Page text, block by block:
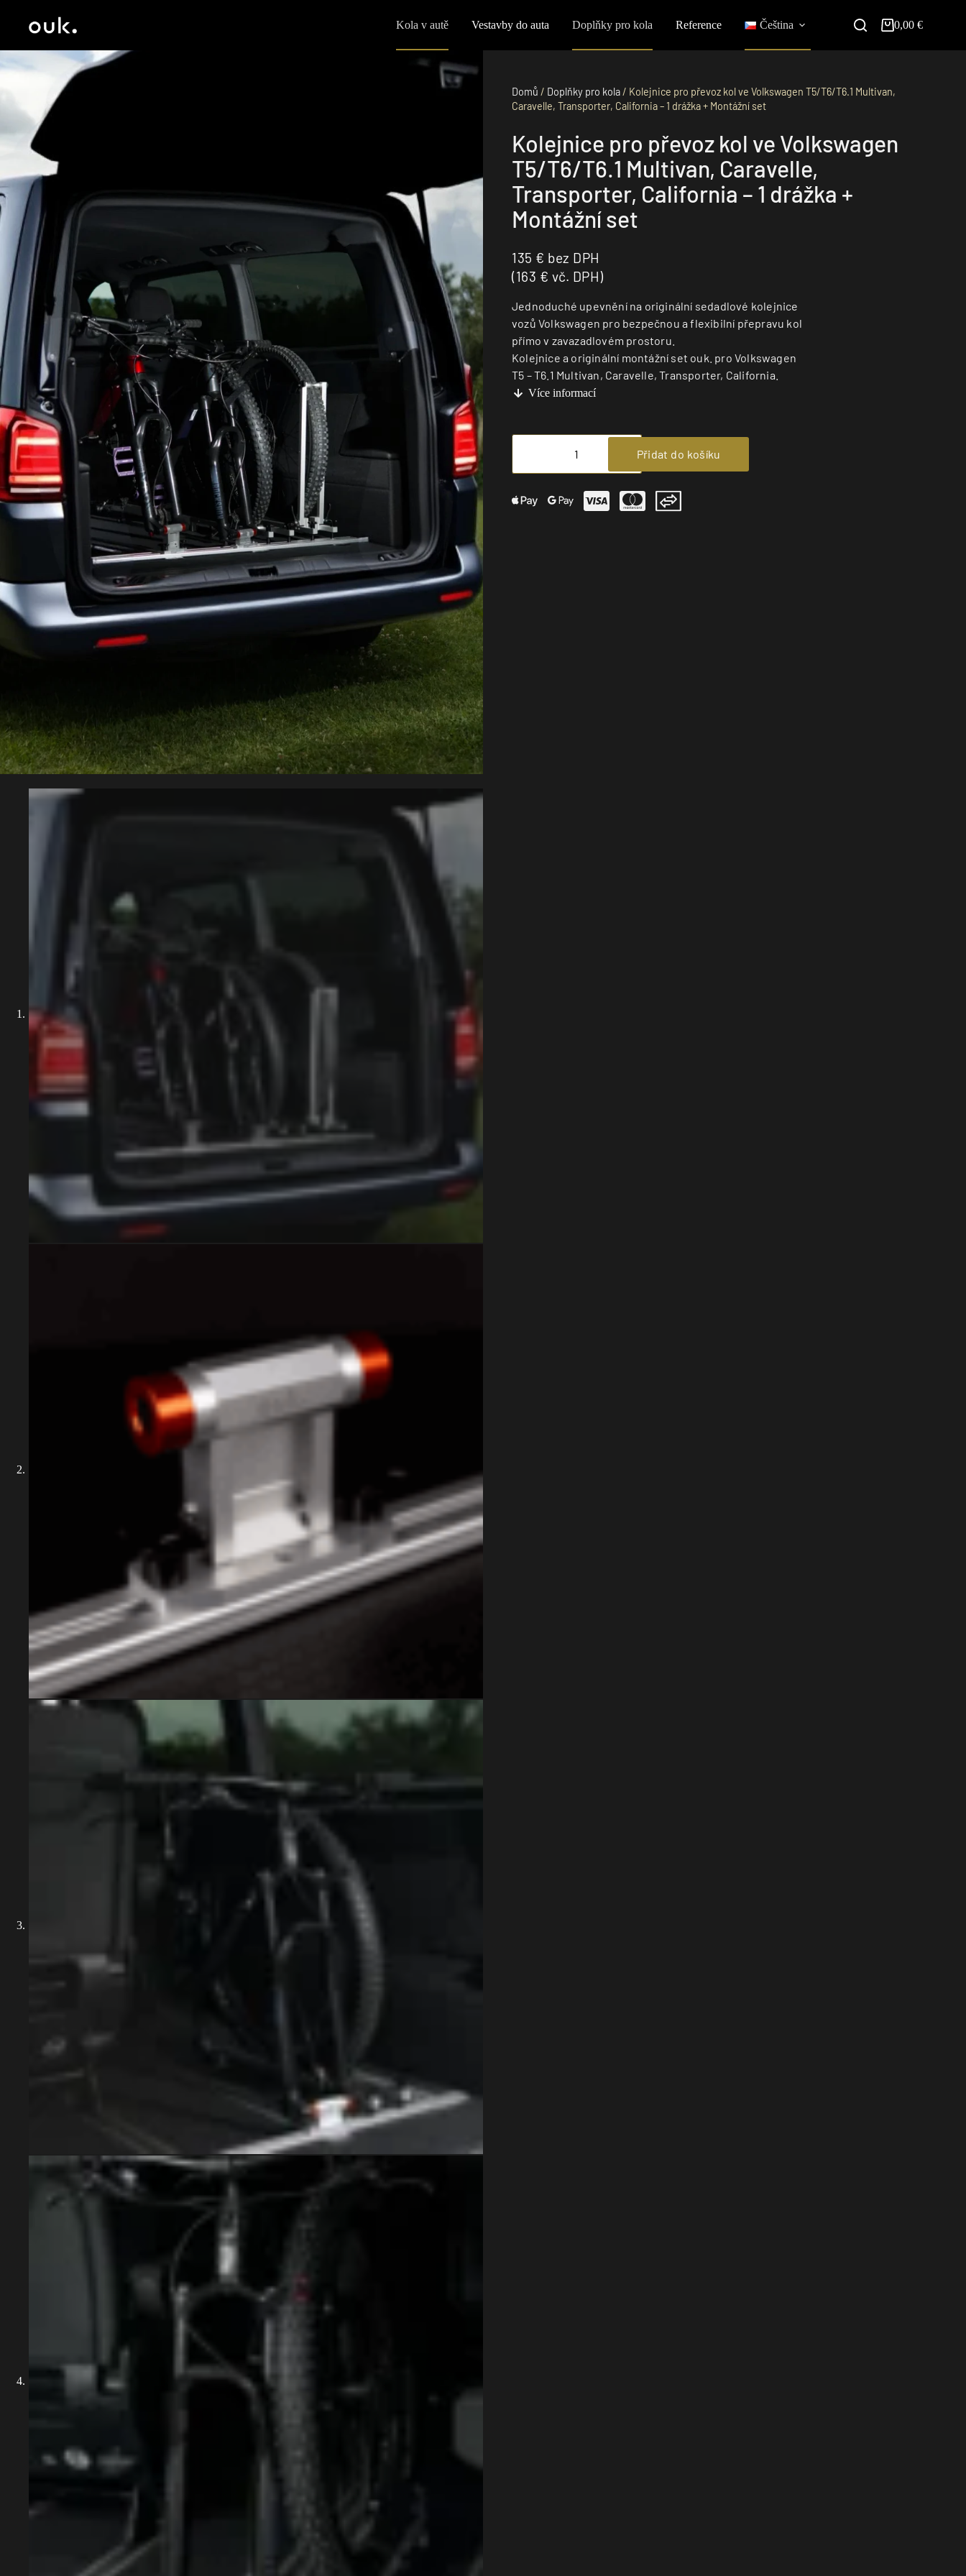
Kola v autě Vestavby do auta Doplňky pro kola Reference Čeština 0,00 €
Domů / Doplňky pro kola/ Kolejnice pro převoz kol ve Volkswagen T5/T6/T6.1 Multivan,
Caravelle, Transporter, California – 1 drážka + Montážní set
Kolejnice pro převoz kol ve Volkswagen
T5/T6/T6.1 Multivan, Caravelle,
Transporter, California – 1 drážka +
Montážní set
135 € bez DPH
(163 € vč. DPH)
Jednoduché upevnění na originální sedadlové kolejnice
vozů Volkswagen pro bezpečnou a flexibilní přepravu kol
přímo v zavazadlovém prostoru.
Kolejnice a originální montážní set ouk. pro Volkswagen
T5 – T6.1 Multivan, Caravelle, Transporter, California.
Více informací
Přidat do košíku